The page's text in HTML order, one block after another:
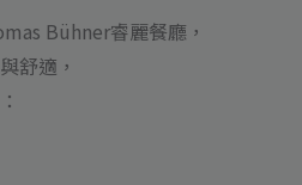
Bühner睿麗餐廳，
舒適，